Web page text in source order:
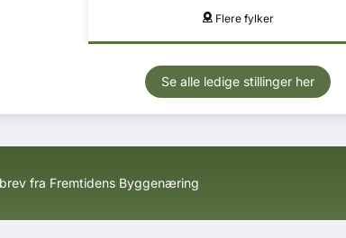
Flere fylker
Se alle ledige stillinger her
fra Fremtidens Byggenæring